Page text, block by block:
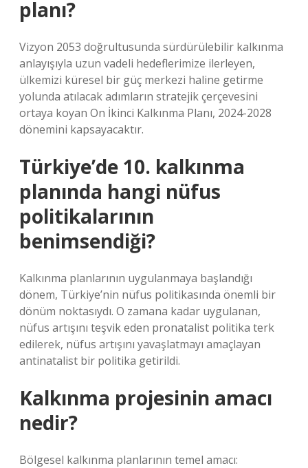
planı?
Vizyon 2053 doğrultusunda sürdürülebilir kalkınma
anlayışıyla uzun vadeli hedeflerimize ilerleyen,
ülkemizi küresel bir güç merkezi haline getirme
yolunda atılacak adımların stratejik çerçevesini
ortaya koyan On İkinci Kalkınma Planı, 2024-2028
dönemini kapsayacaktır.
Türkiye’de 10. kalkınma
planında hangi nüfus
politikalarının
benimsendiği?
Kalkınma planlarının uygulanmaya başlandığı
dönem, Türkiye’nin nüfus politikasında önemli bir
dönüm noktasıydı. O zamana kadar uygulanan,
nüfus artışını teşvik eden pronatalist politika terk
edilerek, nüfus artışını yavaşlatmayı amaçlayan
antinatalist bir politika getirildi.
Kalkınma projesinin amacı
nedir?
Bölgesel kalkınma planlarının temel amacı: